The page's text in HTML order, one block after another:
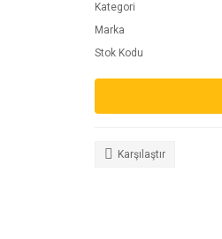
Kategori
Marka
Stok Kodu
Karşılaştır